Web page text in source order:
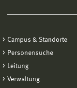
Campus & Standorte
Personensuche
Leitung
Verwaltung